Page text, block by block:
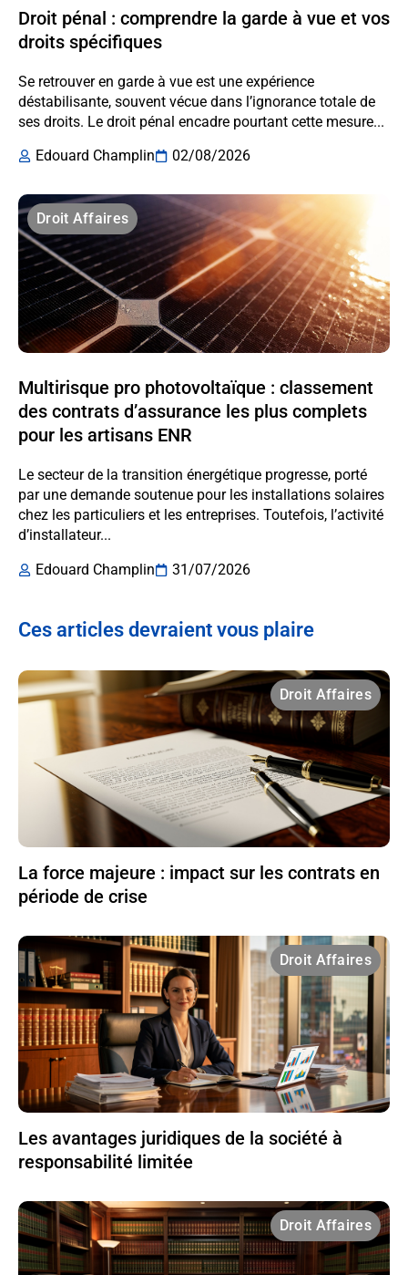
Droit pénal : comprendre la garde à vue et vos
droits spécifiques
Se retrouver en garde à vue est une expérience
déstabilisante, souvent vécue dans l’ignorance totale de
ses droits. Le droit pénal encadre pourtant cette mesure...
Edouard Champlin
02/08/2026
Droit Affaires
Multirisque pro photovoltaïque : classement
des contrats d’assurance les plus complets
pour les artisans ENR
Le secteur de la transition énergétique progresse, porté
par une demande soutenue pour les installations solaires
chez les particuliers et les entreprises. Toutefois, l’activité
d’installateur...
Edouard Champlin
31/07/2026
Ces articles devraient vous plaire
Droit Affaires
La force majeure : impact sur les contrats en
période de crise
Droit Affaires
Les avantages juridiques de la société à
responsabilité limitée
Droit Affaires